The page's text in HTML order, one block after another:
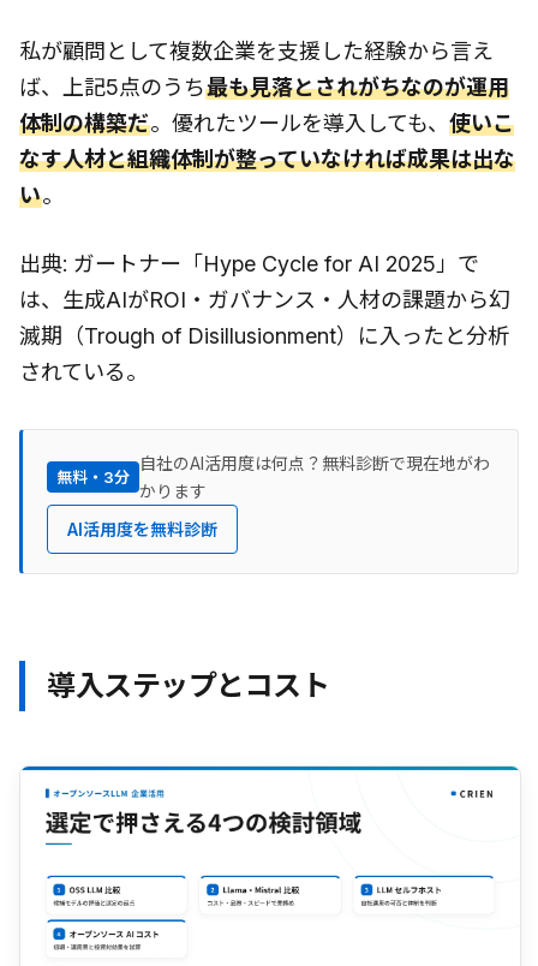
私が顧問として複数企業を支援した経験から言え
ば、上記5点のうち最も見落とされがちなのが運用
体制の構築だ。優れたツールを導入しても、 使いこ
なす人材と組織体制が整っていなければ成果は出な
い。
出典: ガートナー「Hype Cycle for AI 2025」で
は、生成AIがROI・ガバナンス・人材の課題から幻
滅期（Trough of Disillusionment）に入ったと分析
されている。
無料・3分
自社のAI活用度は何点？無料診断で現在地がわ
かります
AI活用度を無料診断
導入ステップとコスト